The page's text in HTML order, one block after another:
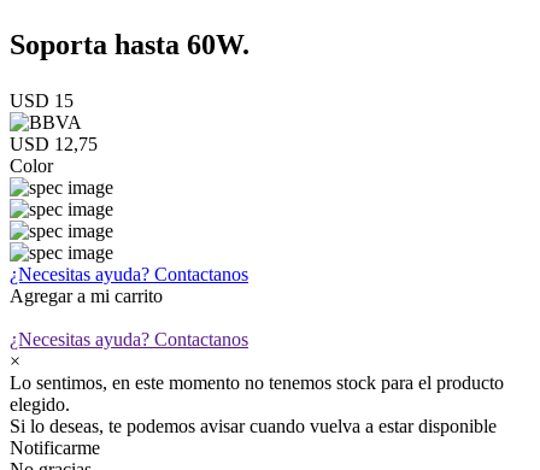
Soporta hasta 60W.
USD 15
USD 12,75
Color
¿Necesitas ayuda? Contactanos
Agregar a mi carrito
¿Necesitas ayuda? Contactanos
×
Lo sentimos, en este momento no tenemos stock para el producto
elegido.
Si lo deseas, te podemos avisar cuando vuelva a estar disponible
Notificarme